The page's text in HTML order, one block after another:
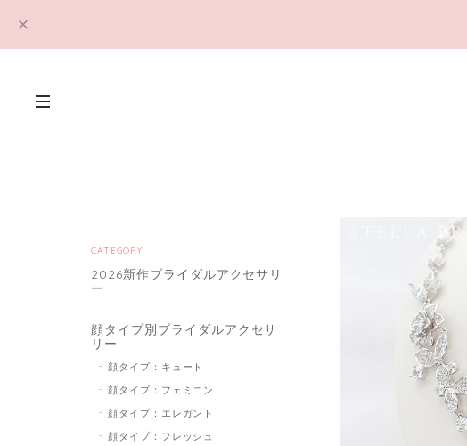
CATEGORY
2026新作ブライダルアクセサリ
ー
顔タイプ別ブライダルアクセサ
リー
顔タイプ：キュート
顔タイプ：フェミニン
顔タイプ：エレガント
顔タイプ：フレッシュ